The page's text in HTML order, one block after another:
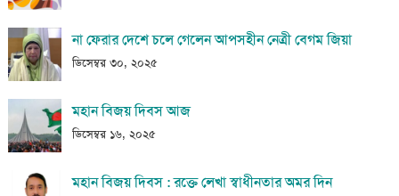
না ফেরার দেশে চলে গেলেন আপসহীন নেত্রী বেগম জিয়া
ডিসেম্বর ৩০, ২০২৫
মহান বিজয় দিবস আজ
ডিসেম্বর ১৬, ২০২৫
মহান বিজয় দিবস : রক্তে লেখা স্বাধীনতার অমর দিন